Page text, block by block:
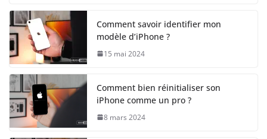
Comment savoir identifier mon
modèle d’iPhone ?
15 mai 2024
Comment bien réinitialiser son
iPhone comme un pro ?
8 mars 2024